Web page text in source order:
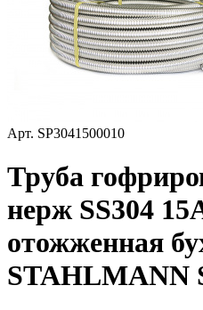
Арт. SP3041500010
Труба
нерж SS304
отожженная
STAHLMANN